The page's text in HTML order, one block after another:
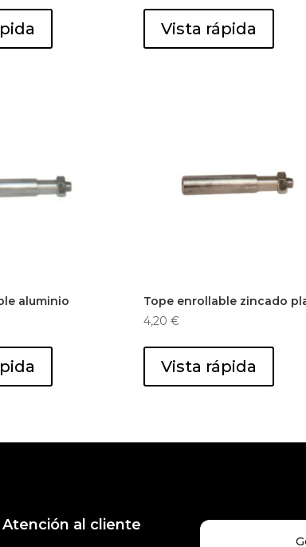
precios:
desde
precios:
desde
Vista rápida
aluminio
Tope enrollable zincado
4,20€
Vista rápida
Atención al cliente